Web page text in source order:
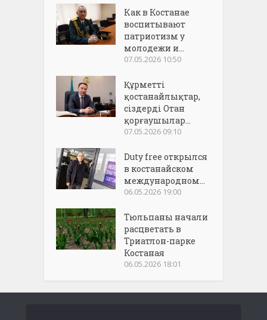
Как в Костанае
воспитывают
патриотизм у
молодежи и...
07.05.2026 10:50
Құрметті
қостанайлықтар,
сіздерді Отан
қорғаушылар...
07.05.2026 09:10
Duty free открылся
в костанайском
международном...
06.05.2026 19:00
Тюльпаны начали
расцветать в
Триатлон-парке
Костаная
06.05.2026 18:01